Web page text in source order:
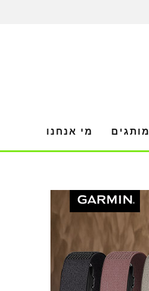
מותגים מי אנחנו